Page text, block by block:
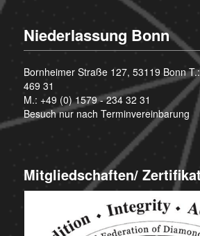
Niederlassung Bonn
Bornheimer Straße 127, 53119 Bonn
469 31
M.: +49 (0) 1579 - 234 32 31
Besuch nur nach Terminvereinbarung
Mitgliedschaften/